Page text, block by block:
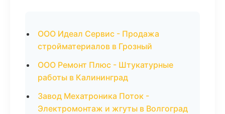
ООО Идеал Сервис - Продажа
стройматериалов в Грозный
ООО Ремонт Плюс - Штукатурные
работы в Калининград
Завод Мехатроника Поток -
Электромонтаж и жгуты в Волгоград